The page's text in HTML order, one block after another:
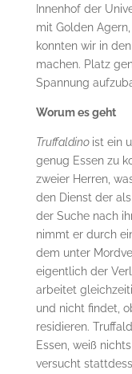
Innenhof der
mit Golden
konnten wir in
machen. Platz
Spannung
Worum es geht
Truffaldino ist ein
genug Essen zu
zweier Herren,
den Dienst der
der Suche nach
nimmt er durch
dem unter
eigentlich der
arbeitet
und nicht findet,
residieren.
Essen, weiß
versucht